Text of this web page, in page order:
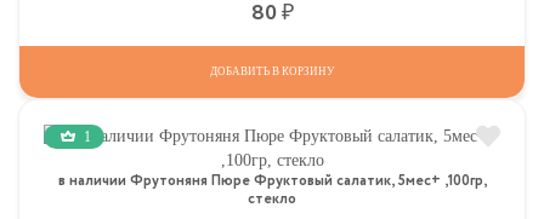
80
ДОБАВИТЬ В КОРЗИНУ
1
в наличии Фрутоняня Пюре Фруктовый салатик, 5мес+ ,100гр,
стекло